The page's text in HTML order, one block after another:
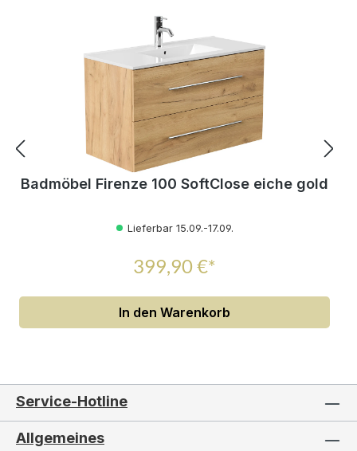
Badmöbel Firenze 100 SoftClose eiche gold
Lieferbar 15.09.-17.09.
399,90 €*
In den Warenkorb
Service-Hotline
Allgemeines